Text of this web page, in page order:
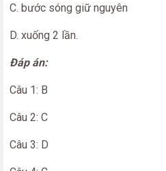
C. bước sóng giữ nguyên
D. xuống 2 lần.
Đáp án:
Câu 1: B
Câu 2: C
Câu 3: D